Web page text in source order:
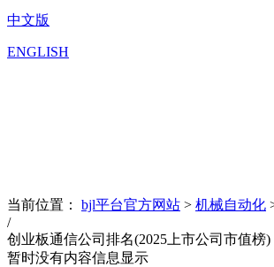
中文版
ENGLISH
当前位置： bjl平台官方网站 > 机械自动化
/
创业板通信公司排名(2025上市公司市值榜)
暂时没有内容信息显示